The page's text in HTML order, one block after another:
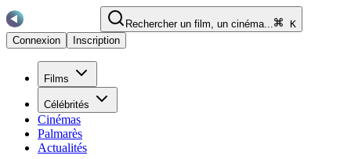
Rechercher un film, un cinéma...
K
Connexion
Inscription
Films
Célébrités
Cinémas
Palmarès
Actualités